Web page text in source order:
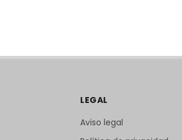
LEGAL
Aviso legal